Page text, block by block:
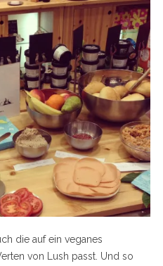
die auf ein veganes
von Lush passt. Und so